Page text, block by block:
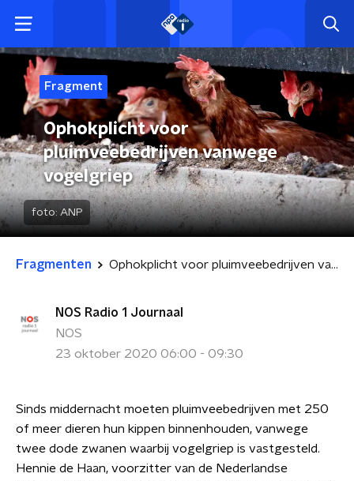
Fragment
Ophokplicht voor
pluimveebedrijven vanwege
vogelgriep
foto: ANP
Fragmenten Ophokplicht voor pluimveebedrijven vanwege vogelgriep
NOS Radio 1 Journaal
NOS
23 oktober 2020 06:00 - 09:30
Sinds middernacht moeten pluimveebedrijven met 250
of meer dieren hun kippen binnenhouden, vanwege
twee dode zwanen waarbij vogelgriep is vastgesteld.
Hennie de Haan, voorzitter van de Nederlandse